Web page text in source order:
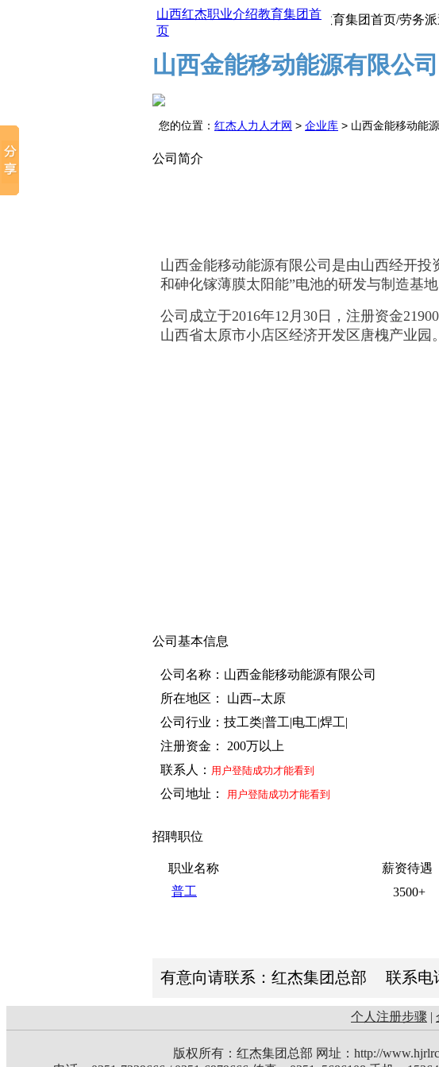
山西红杰职业介绍教育集团首
页
山西红杰职业介绍教育集团首页/劳务派
山西金能移动能源有限公司
您的位置： 红杰人力人才网 > 企业库 > 山西金能移动能
公司简介
山西金能移动能源有限公司是由山西经开
和砷化镓薄膜太阳能”电池的研发与制造基地
公司成立于2016年12月30日，注册资金
山西省太原市小店区经济开发区唐槐产业园。
公司基本信息
公司名称：山西金能移动能源有限公司
所在地区： 山西--太原
公司行业：技工类|普工|电工|焊工|
注册资金： 200万以上
联系人： 用户登陆成功才能看到
公司地址： 用户登陆成功才能看到
招聘职位
职业名称 薪资待遇
普工
3500+
有意向请联系：红杰集团总部 联系电
个人注册步骤 |
版权所有：红杰集团总部 网址：http://